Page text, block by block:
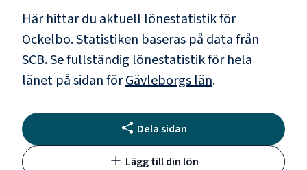
Här hittar du aktuell lönestatistik för
Ockelbo. Statistiken baseras på data från
SCB.Se fullständig lönestatistik för hela
länet på sidan förGävleborgs län.
Dela sidan
Lägg till din lön